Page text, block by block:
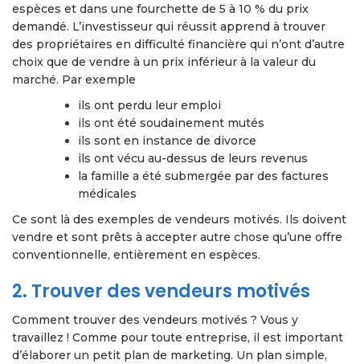
espèces et dans une fourchette de 5 à 10 % du prix
demandé. L’investisseur qui réussit apprend à trouver
des propriétaires en difficulté financière qui n’ont d’autre
choix que de vendre à un prix inférieur à la valeur du
marché. Par exemple
ils ont perdu leur emploi
ils ont été soudainement mutés
ils sont en instance de divorce
ils ont vécu au-dessus de leurs revenus
la famille a été submergée par des factures
médicales
Ce sont là des exemples de vendeurs motivés. Ils doivent
vendre et sont prêts à accepter autre chose qu’une offre
conventionnelle, entièrement en espèces.
2. Trouver des vendeurs motivés
Comment trouver des vendeurs motivés ? Vous y
travaillez ! Comme pour toute entreprise, il est important
d’élaborer un petit plan de marketing. Un plan simple,